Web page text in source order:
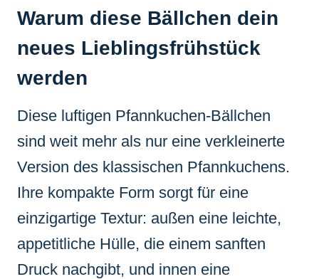
Warum diese Bällchen dein
neues Lieblingsfrühstück
werden
Diese luftigen Pfannkuchen-Bällchen
sind weit mehr als nur eine verkleinerte
Version des klassischen Pfannkuchens.
Ihre kompakte Form sorgt für eine
einzigartige Textur: außen eine leichte,
appetitliche Hülle, die einem sanften
Druck nachgibt, und innen eine